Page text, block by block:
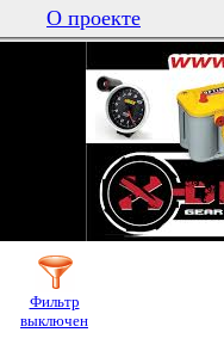
О проекте
Фильтр
выключен